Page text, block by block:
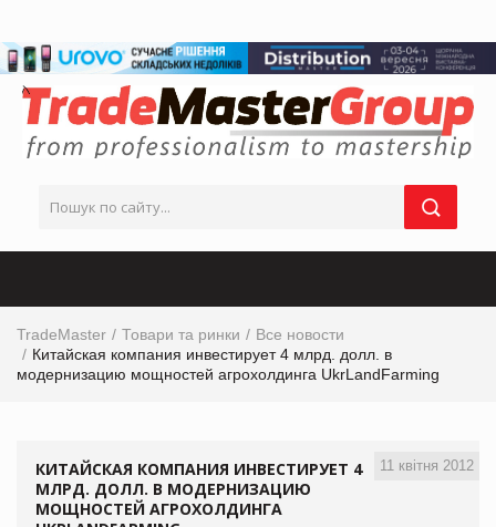
TradeMaster Товари та ринки
Все новости
Китайская компания инвестирует 4 млрд. долл. в
модернизацию мощностей агрохолдинга UkrLandFarming
11 квітня 2012
КИТАЙСКАЯ КОМПАНИЯ ИНВЕСТИРУЕТ 4
МЛРД. ДОЛЛ. В МОДЕРНИЗАЦИЮ
МОЩНОСТЕЙ АГРОХОЛДИНГА